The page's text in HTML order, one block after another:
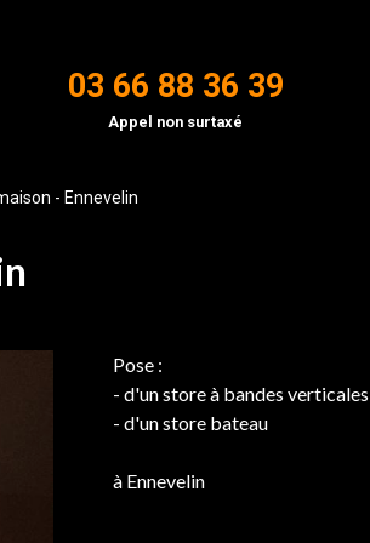
03 66 88 36 39
Appel non surtaxé
- Ennevelin
Pose :
- d'un store à bandes verticales
- d'un store bateau
à Ennevelin